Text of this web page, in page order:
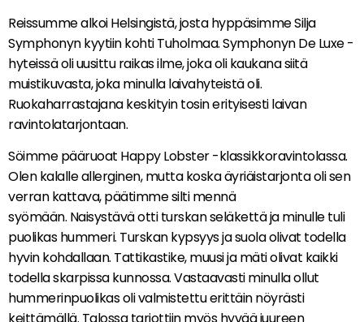
Reissumme alkoi Helsingistä, josta hyppäsimme Silja
Symphonyn kyytiin kohti Tuholmaa. Symphonyn De Luxe -
hyteissä oli uusittu raikas ilme, joka oli kaukana siitä
muistikuvasta, joka minulla laivahyteistä oli.
Ruokaharrastajana keskityin tosin erityisesti laivan
ravintolatarjontaan.
Söimme pääruoat Happy Lobster -klassikkoravintolassa.
Olen kalalle allerginen, mutta koska äyriäistarjonta oli sen
verran kattava, päätimme silti mennä
syömään. Naisystävä otti turskan seläkettä ja minulle tuli
puolikas hummeri. Turskan kypsyys ja suola olivat todella
hyvin kohdallaan. Tattikastike, muusi ja mäti olivat kaikki
todella skarpissa kunnossa. Vastaavasti minulla ollut
hummerinpuolikas oli valmistettu erittäin nöyrästi